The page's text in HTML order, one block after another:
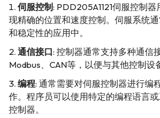
伺服控制: PDD205A1121伺服控制
现精确的位置和速度控制。伺服系统
和稳定性的应用中。
通信接口: 控制器通常支持多种通信
Modbus、CAN等，以便与其他控制设
编程: 通常需要对伺服控制器进行编
作。程序员可以使用特定的编程语言
控制器。